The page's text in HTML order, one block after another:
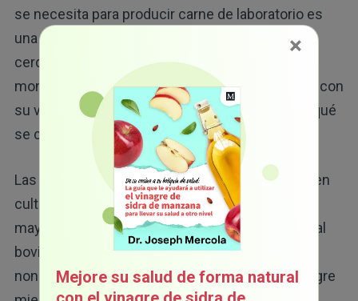
se necesita para producir carne de laboratorio es
una "pequeña muestra de células grasas de un
cerdo", que no sufre ningún tipo de daño al
momento de hacerle la biopsia y después sigue con
su vida normal y saludable. La pregunta es, ¿en qué
se cultivan las células que recolectan?
Las carnes de laboratorio o base de células deben
cultivarse en un medio rico en nutrientes, y la
mayoría de las compañías aún utilizan suero fetal
bovino (FBS), el cual se obtiene de terneros
nonatos, lo que significa que se les drena la sangre
×
Mejore su salud de forma natural